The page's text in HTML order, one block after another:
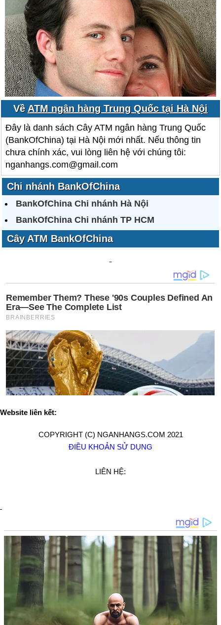
Về ATM ngân hàng Trung Quốc tại Hà Nội
Đây là danh sách Cây ATM ngân hàng Trung Quốc
(BankOfChina) tại Hà Nội mới nhất. Nếu thông tin
chưa chính xác, vui lòng liên hệ với chúng tôi:
nganhangs.com@gmail.com
Chi nhánh BankOfChina
BankOfChina Chi nhánh Hà Nội
BankOfChina Chi nhánh TP HCM
Cây ATM BankOfChina
Website liên kết:
COPYRIGHT (C) NGANHANGS.COM 2021
ĐIỀU KHOẢN SỬ DỤNG
LIÊN HỆ: